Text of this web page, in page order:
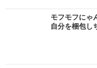
モフモフにゃ
自分を梱包し